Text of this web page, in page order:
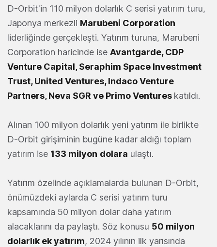
D-Orbit'in 110 milyon dolarlık C serisi yatırım turu,
Japonya merkezli Marubeni Corporation
liderliğinde gerçekleşti. Yatırım turuna, Marubeni
Corporation haricinde ise Avantgarde, CDP
Venture Capital, Seraphim Space Investment
Trust, United Ventures, Indaco Venture
Partners, Neva SGR ve Primo Ventures katıldı.
Alınan 100 milyon dolarlık yeni yatırım ile birlikte
D-Orbit girişiminin bugüne kadar aldığı toplam
yatırım ise 133 milyon dolara ulaştı.
Yatırım özelinde açıklamalarda bulunan D-Orbit,
önümüzdeki aylarda C serisi yatırım turu
kapsamında 50 milyon dolar daha yatırım
alacaklarını da paylaştı. Söz konusu 50 milyon
dolarlık ek yatırım, 2024 yılının ilk yarısında